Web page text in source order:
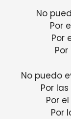
No
Por
Por
No puedo
Por
Por
Por